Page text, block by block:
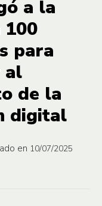
a la
para
al
de la
digital
en 10/07/2025